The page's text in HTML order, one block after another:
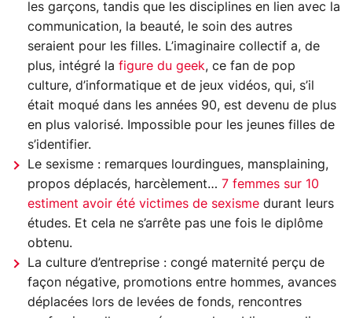
les garçons, tandis que les disciplines en lien avec la
communication, la beauté, le soin des autres
seraient pour les filles. L’imaginaire collectif a, de
plus, intégré la figure du geek, ce fan de pop
culture, d’informatique et de jeux vidéos, qui, s’il
était moqué dans les années 90, est devenu de plus
en plus valorisé. Impossible pour les jeunes filles de
s’identifier.
Le sexisme : remarques lourdingues, mansplaining,
propos déplacés, harcèlement… 7 femmes sur 10
estiment avoir été victimes de sexisme durant leurs
études. Et cela ne s’arrête pas une fois le diplôme
obtenu.
La culture d’entreprise : congé maternité perçu de
façon négative, promotions entre hommes, avances
déplacées lors de levées de fonds, rencontres